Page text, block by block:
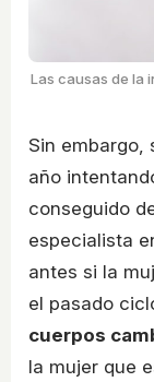
Las causas de la
Sin embargo,
año
conseguido
especialista
antes si la
el pasado
cuerpos
la mujer que